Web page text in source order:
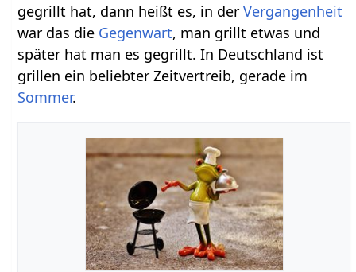
gegrillt hat, dann heißt es, in derVergangenheit
war das die Gegenwart, man grillt etwas und
später hat man es gegrillt. In Deutschland ist
grillen ein beliebter Zeitvertreib, gerade im
Sommer.